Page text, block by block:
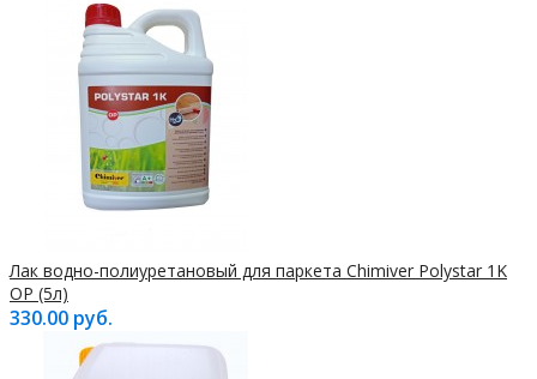
Лак водно-полиуретановый для паркета Chimiver Polystar 1K
OP (5л)
330.00 руб.